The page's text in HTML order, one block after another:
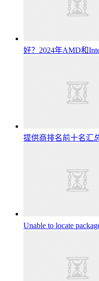
好？2024年AMD和
提供商排名前十名汇
Unable to locate